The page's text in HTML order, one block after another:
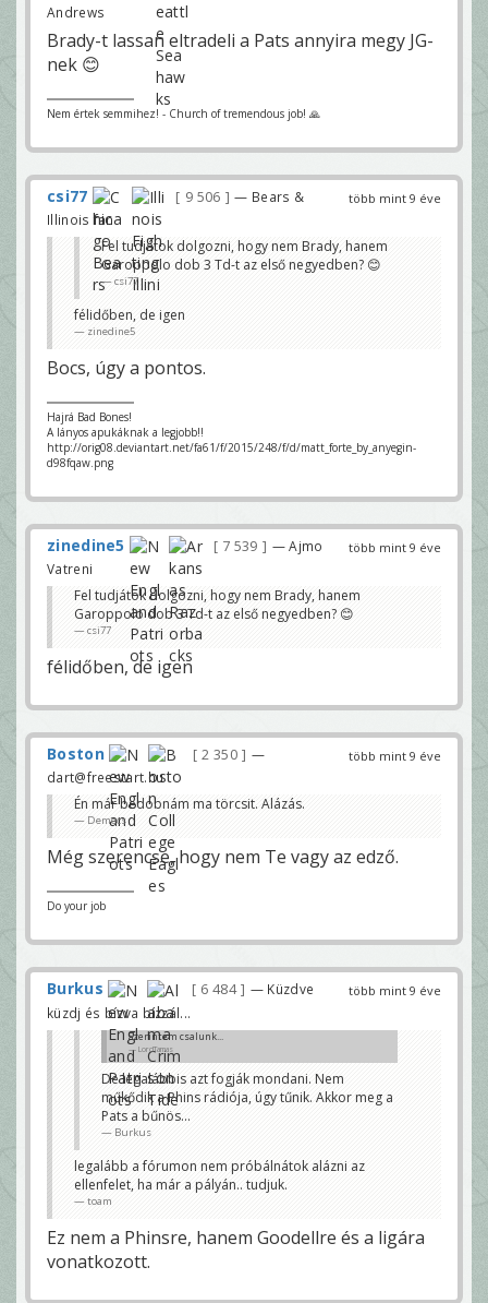
Andrews
Brady-t lassan eltradeli a Pats annyira megy JG-
nek 😊
Nem értek semmihez! - Church of tremendous job! 🙏
több mint 9 éve
csi77 9 506
— Bears &
Illinois fan
Fel tudjátok dolgozni, hogy nem Brady, hanem
Garoppolo dob 3 Td-t az első negyedben? 😊
csi77
félidőben, de igen
zinedine5
Bocs, úgy a pontos.
Hajrá Bad Bones!
A lányos apukáknak a legjobb!!
http://orig08.deviantart.net/fa61/f/2015/248/f/d/matt_forte_by_anyegin-
d98fqaw.png
több mint 9 éve
zinedine5 7 539
— Ajmo
Vatreni
Fel tudjátok dolgozni, hogy nem Brady, hanem
Garoppolo dob 3 Td-t az első negyedben? 😊
csi77
félidőben, de igen
több mint 9 éve
Boston 2 350
—
dart@freestart.hu
Én már bedobnám ma törcsit. Alázás.
Demecs
Még szerencse, hogy nem Te vagy az edző.
Do your job
több mint 9 éve
Burkus 6 484
— Küzdve
küzdj és bízva bízzál...
Szerintem csalunk...
LordTamas
De legalábbis azt fogják mondani. Nem
műkődik a Phins rádiója, úgy tűnik. Akkor meg a
Pats a bűnös...
Burkus
legalább a fórumon nem próbálnátok alázni az
ellenfelet, ha már a pályán.. tudjuk.
toam
Ez nem a Phinsre, hanem Goodellre és a ligára
vonatkozott.